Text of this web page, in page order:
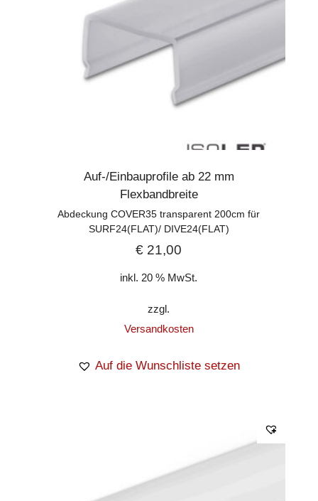
Auf-/Einbauprofile ab 22 mm
Flexbandbreite
Abdeckung COVER35 transparent 200cm für
SURF24(FLAT)/ DIVE24(FLAT)
€ 21,00
inkl. 20 % MwSt.
zzgl.
Versandkosten
Auf die Wunschliste setzen